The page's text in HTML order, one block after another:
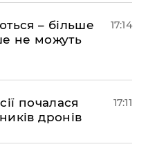
– більше
не можуть
17:14
почалася
дронів
17:11